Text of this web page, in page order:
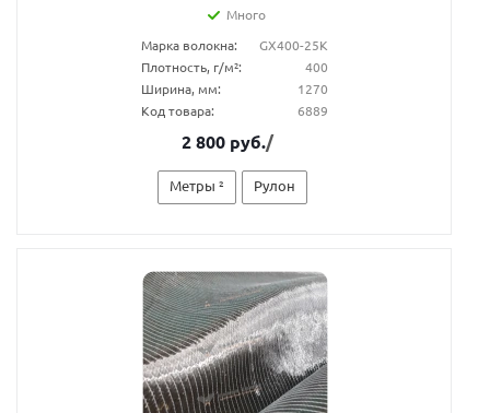
Много
Марка волокна:
GX400-25К
Плотность, г/м²:
400
Ширина, мм:
1270
Код товара:
6889
2 800 руб./
Метры ² Рулон